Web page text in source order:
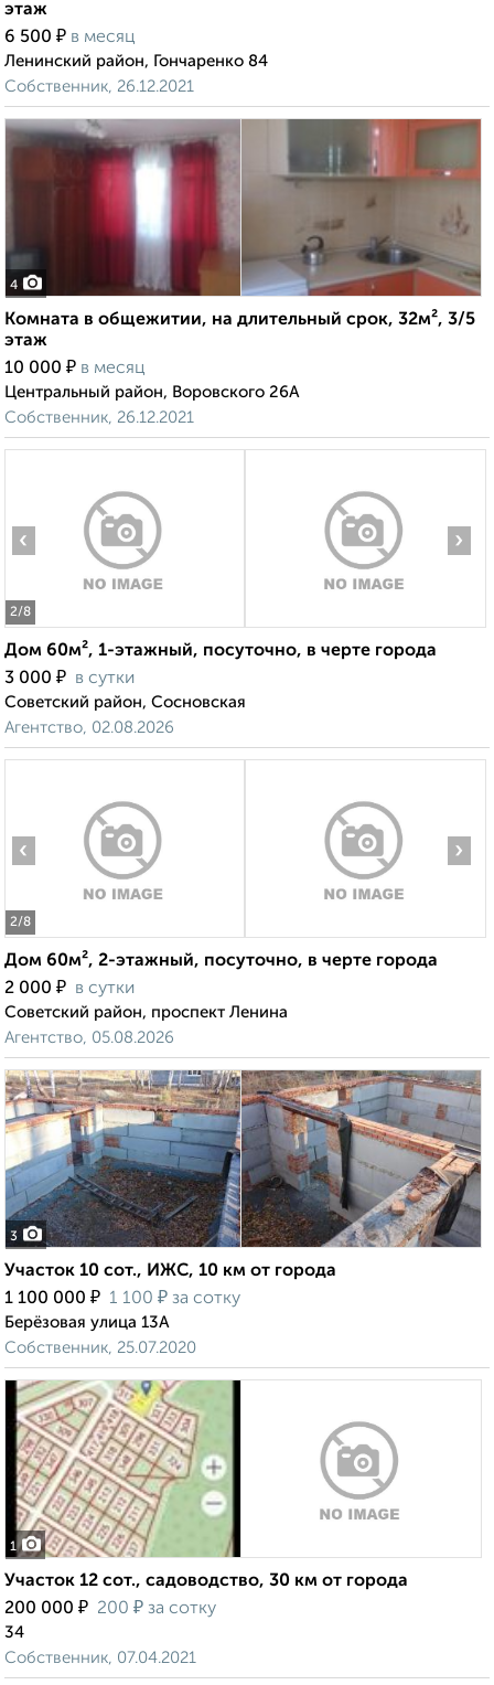
этаж
6 500 ₽ в месяц
Ленинский район, Гончаренко 84
Собственник, 26.12.2021
4
Комната в общежитии, на длительный срок, 32м², 3/5
этаж
10 000 ₽ в месяц
Центральный район, Воровского 26А
Собственник, 26.12.2021
2/8
‹ ›
Дом 60м², 1-этажный, посуточно, в черте города
3 000 ₽ в сутки
Советский район, Сосновская
Агентство, 02.08.2026
2/8
‹ ›
Дом 60м², 2-этажный, посуточно, в черте города
2 000 ₽ в сутки
Советский район, проспект Ленина
Агентство, 05.08.2026
3
Участок 10 сот., ИЖС, 10 км от города
1 100 000 ₽ 1 100 ₽ за сотку
Берёзовая улица 13А
Собственник, 25.07.2020
1
Участок 12 сот., садоводство, 30 км от города
200 000 ₽ 200 ₽ за сотку
34
Собственник, 07.04.2021